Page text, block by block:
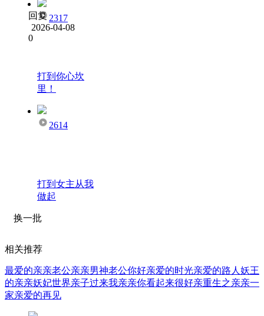
回复
2026-04-08
0
2317
打到你心坎
里！
2614
打到女主从我
做起
换一批
相关推荐
最爱的亲亲老公亲亲男神老公你好亲爱的时光亲爱的路人 妖王
的亲亲妖妃世界亲子过来我亲亲你看起来很好亲重生之亲亲一
家亲爱的再见